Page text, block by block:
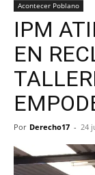
Acontecer Poblano
IPM
EN
Por Derecho17 - 24